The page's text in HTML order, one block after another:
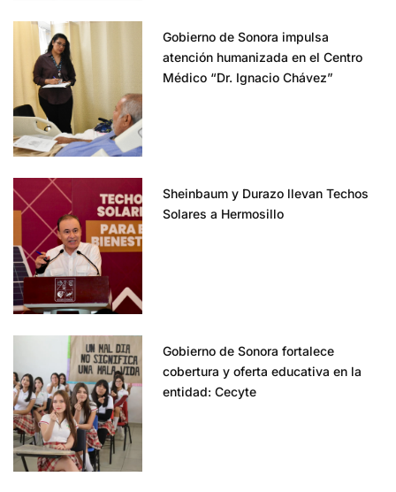
Gobierno de Sonora impulsa
atención humanizada en el Centro
Médico “Dr. Ignacio Chávez”
Sheinbaum y Durazo llevan Techos
Solares a Hermosillo
Gobierno de Sonora fortalece
cobertura y oferta educativa en la
entidad: Cecyte